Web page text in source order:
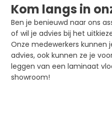
Kom langs in
Ben je benieuwd naar ons
of wil je advies bij het
Onze medewerkers kunnen
advies, ook kunnen ze je
leggen van een laminaat
showroom!